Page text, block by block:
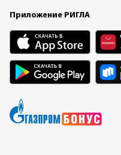
Приложение РИГЛА